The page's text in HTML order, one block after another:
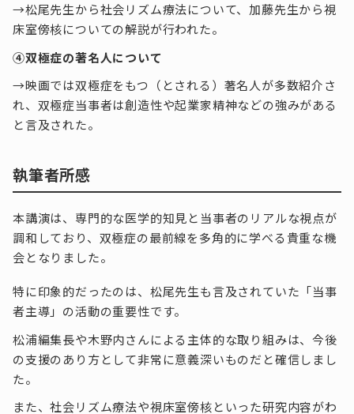
→松尾先生から社会リズム療法について、加藤先生から視
床室傍核についての解説が行われた。
④双極症の著名人について
→映画では双極症をもつ（とされる）著名人が多数紹介さ
れ、双極症当事者は創造性や起業家精神などの強みがある
と言及された。
執筆者所感
本講演は、専門的な医学的知見と当事者のリアルな視点が
調和しており、双極症の最前線を多角的に学べる貴重な機
会となりました。
特に印象的だったのは、松尾先生も言及されていた「当事
者主導」の活動の重要性です。
松浦編集長や木野内さんによる主体的な取り組みは、今後
の支援のあり方として非常に意義深いものだと確信しまし
た。
また、社会リズム療法や視床室傍核といった研究内容がわ